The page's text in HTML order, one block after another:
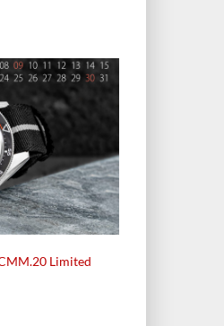
Limited